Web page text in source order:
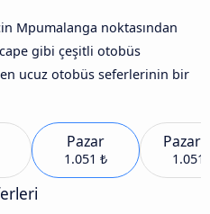
Mpumalanga noktasından
gibi çeşitli otobüs
ucuz otobüs seferlerinin bir
Pazar
1.051 ₺ 1.051